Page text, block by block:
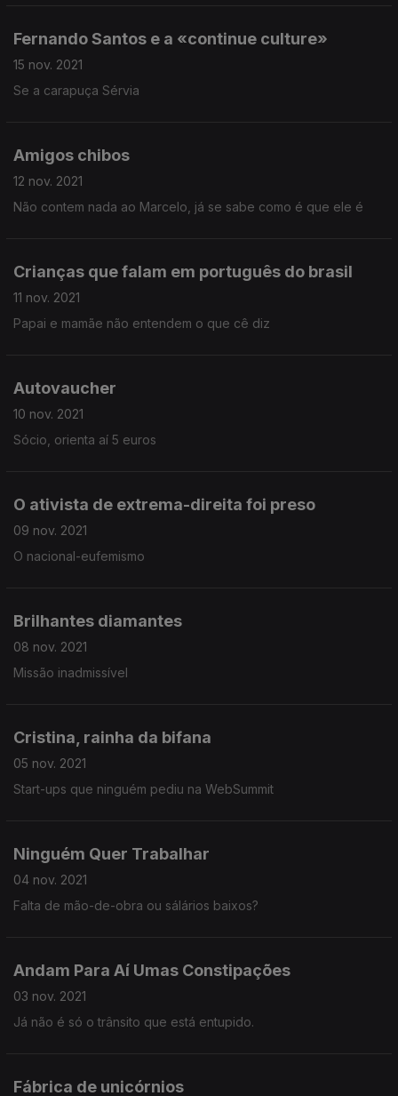
Fernando Santos e a «continue culture»
15 nov. 2021
Se a carapuça Sérvia
Amigos chibos
12 nov. 2021
Não contem nada ao Marcelo, já se sabe como é que ele é
Crianças que falam em português do brasil
11 nov. 2021
Papai e mamãe não entendem o que cê diz
Autovaucher
10 nov. 2021
Sócio, orienta aí 5 euros
O ativista de extrema-direita foi preso
09 nov. 2021
O nacional-eufemismo
Brilhantes diamantes
08 nov. 2021
Missão inadmissível
Cristina, rainha da bifana
05 nov. 2021
Start-ups que ninguém pediu na WebSummit
Ninguém Quer Trabalhar
04 nov. 2021
Falta de mão-de-obra ou sálários baixos?
Andam Para Aí Umas Constipações
03 nov. 2021
Já não é só o trânsito que está entupido.
Fábrica de unicórnios